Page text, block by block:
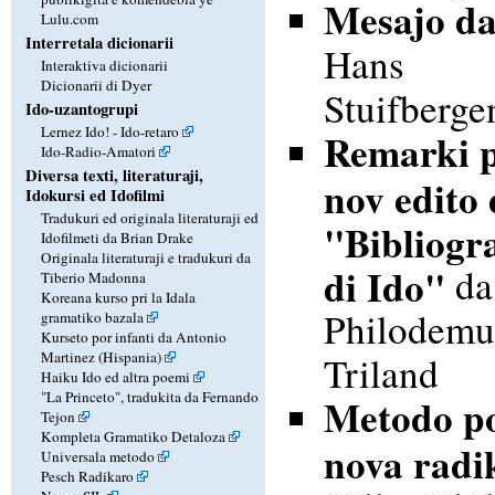
Lulu.com
Interretala dicionarii
Interaktiva dicionarii
Dicionarii di Dyer
Ido-uzantogrupi
Lernez Ido! - Ido-retaro
Ido-Radio-Amatori
Diversa texti, literaturaji,
Idokursi ed Idofilmi
Tradukuri ed originala literaturaji ed
Idofilmeti da Brian Drake
Originala literaturaji e tradukuri da
Tiberio Madonna
Koreana kurso pri la Idala
gramatiko bazala
Kurseto por infanti da Antonio
Martinez (Hispania)
Haiku Ido ed altra poemi
"La Princeto", tradukita da Fernando
Tejon
Kompleta Gramatiko Detaloza
Universala metodo
Pesch Radikaro
Mesajo
Hans
Remarki
nov edito
di Ido" da
Triland
Metodo
nova